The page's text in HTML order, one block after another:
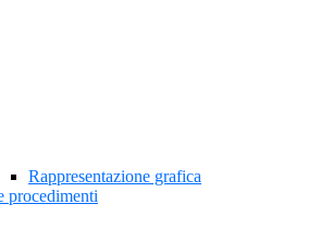
Rappresentazione grafica
procedimenti